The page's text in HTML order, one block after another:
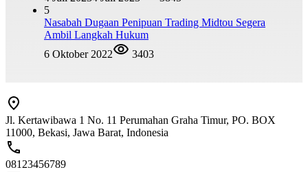
5
Nasabah Dugaan Penipuan Trading Midtou Segera
Ambil Langkah Hukum
6 Oktober 2022
3403
Jl. Kertawibawa 1 No. 11 Perumahan Graha Timur, PO. BOX
11000, Bekasi, Jawa Barat, Indonesia
08123456789